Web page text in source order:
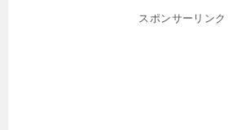
スポンサーリンク